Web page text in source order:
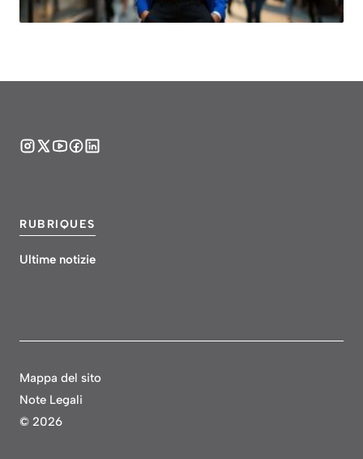
RUBRIQUES
Ultime notizie
© 2026
Mappa del sito
Note Legali